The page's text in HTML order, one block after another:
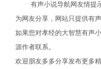
有声小说导航网友情提
为网友分享，网站只提供有
如果您对孝经的大智慧有声
源作者联系。
欢迎朋友多多分享发布更多